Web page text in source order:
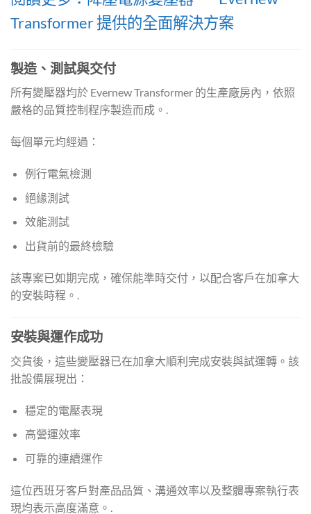
Transformer 提供的全面解決方案
製造、測試與交付
所有變壓器均於 Evernew Transformer 的生產廠房內，依照
嚴格的品質控制程序製造而成。.
每個單元均經過：
例行電氣檢測
絕緣測試
效能測試
出貨前的最終檢驗
該專案已如期完成，確保能準時交付，以配合客戶在加拿大
的安裝時程。.
安裝與運作成功
交貨後，這些變壓器已在加拿大順利完成安裝與試運轉。該
批設備展現出：
穩定的電壓表現
高營運效率
可靠的連續運作
這位西班牙客戶對產品品質、溝通效率以及整體專案執行表
現均表示高度滿意。.